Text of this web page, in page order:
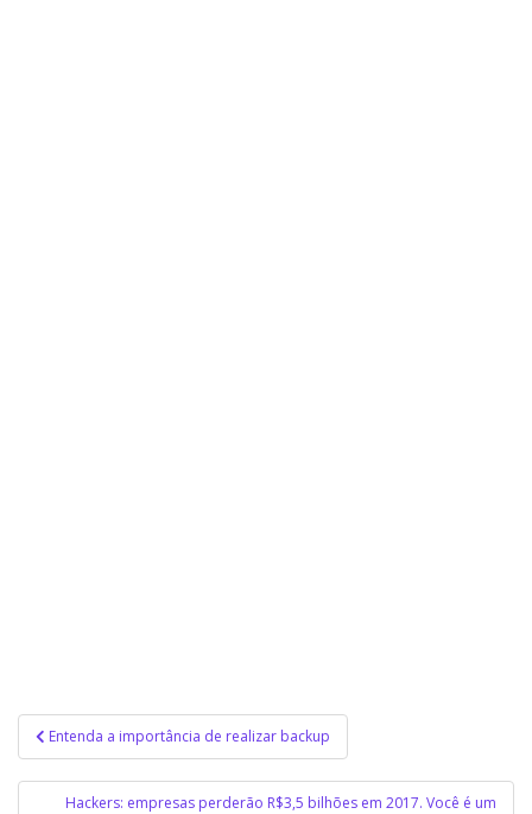
Navegação
de
Post
Entenda a importância de realizar backup
Hackers: empresas perderão R$3,5 bilhões em 2017. Você é um